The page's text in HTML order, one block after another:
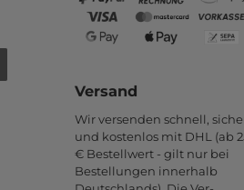
Versand
Wir versenden schnell,
und kostenlos mit DHL (ab
€ Bestell­wert - gilt nur bei
Bestel­lungen inner­halb